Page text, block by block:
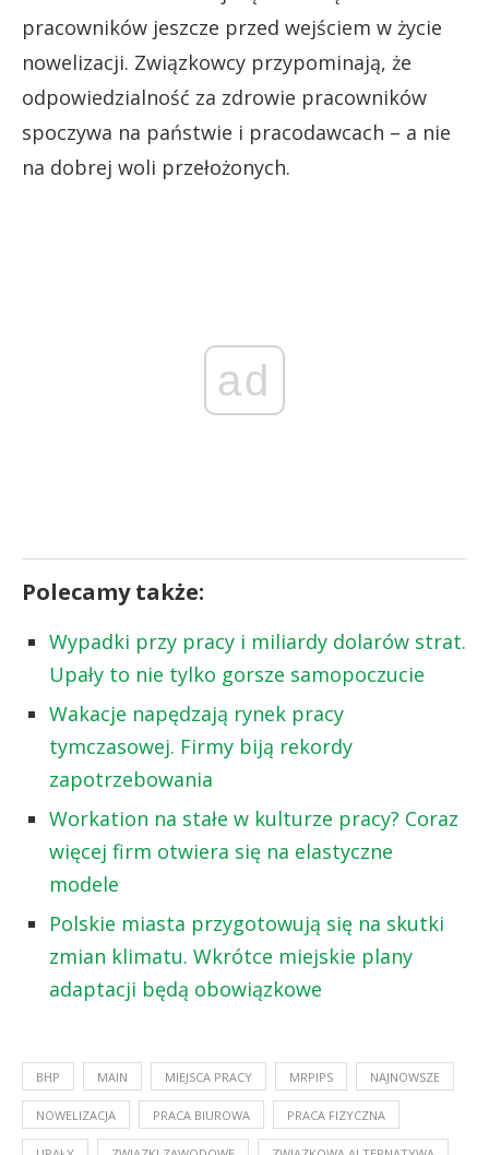
pracowników jeszcze przed wejściem w życie
nowelizacji. Związkowcy przypominają, że
odpowiedzialność za zdrowie pracowników
spoczywa na państwie i pracodawcach – a nie
na dobrej woli przełożonych.
ad
Polecamy także:
Wypadki przy pracy i miliardy dolarów strat.
Upały to nie tylko gorsze samopoczucie
Wakacje napędzają rynek pracy
tymczasowej. Firmy biją rekordy
zapotrzebowania
Workation na stałe w kulturze pracy? Coraz
więcej firm otwiera się na elastyczne
modele
Polskie miasta przygotowują się na skutki
zmian klimatu. Wkrótce miejskie plany
adaptacji będą obowiązkowe
BHP MAIN MIEJSCA PRACY MRPIPS NAJNOWSZE
NOWELIZACJA PRACA BIUROWA PRACA FIZYCZNA